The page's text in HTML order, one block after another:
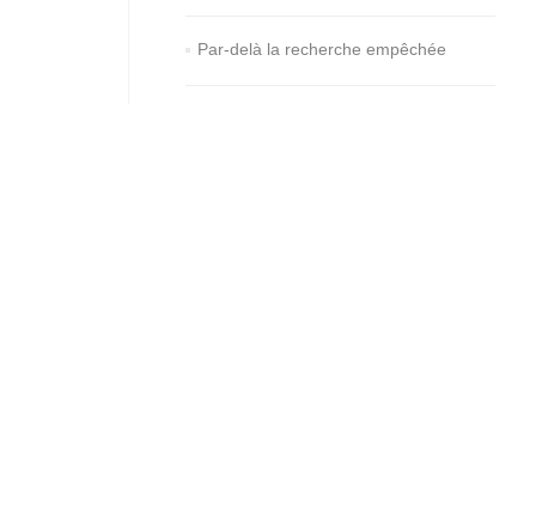
Par-delà la recherche empêchée